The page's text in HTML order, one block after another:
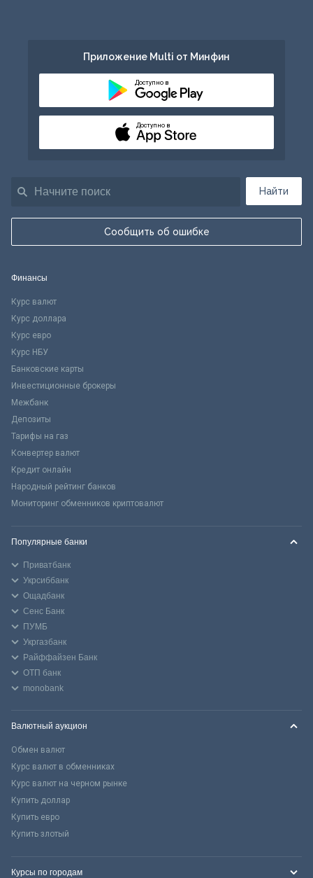
Найти
Сообщить об ошибке
Приложение Multi от Минфин
Доступно в
Доступно в
Финансы
Курс валют
Курс доллара
Курс евро
Курс НБУ
Банковские карты
Инвестиционные брокеры
Межбанк
Депозиты
Тарифы на газ
Конвертер валют
Кредит онлайн
Народный рейтинг банков
Мониторинг обменников криптовалют
Популярные банки
Приватбанк
Укрсиббанк
Ощадбанк
Сенс Банк
ПУМБ
Укргазбанк
Райффайзен Банк
ОТП банк
monobank
Валютный аукцион
Обмен валют
Курс валют в обменниках
Курс валют на черном рынке
Купить доллар
Купить евро
Купить злотый
Курсы по городам